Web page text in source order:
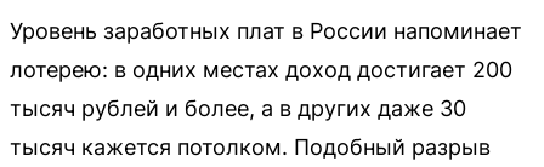
Уровень заработных плат в России напоминает
лотерею: в одних местах доход достигает 200
тысяч рублей и более, а в других даже 30
тысяч кажется потолком. Подобный разрыв